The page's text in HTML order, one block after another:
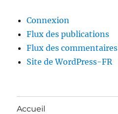
Connexion
Flux des publications
Flux des commentaires
Site de WordPress-FR
Accueil